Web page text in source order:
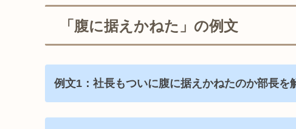
「腹に据えかねた」の例文
例文1：社長もついに腹に据えかねたのか部長を